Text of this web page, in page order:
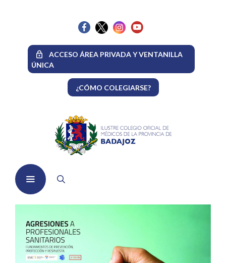
ACCESO ÁREA PRIVADA Y VENTANILLA
ÚNICA
¿CÓMO COLEGIARSE?